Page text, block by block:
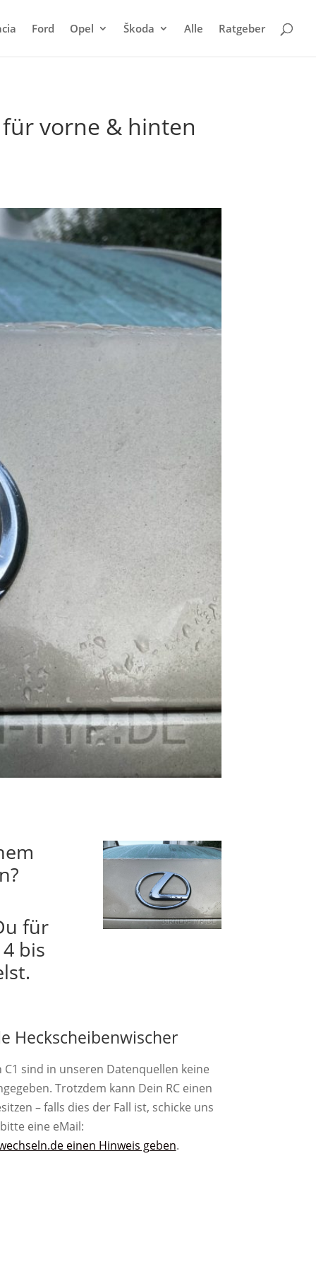
Ford Opel Škoda Alle Ratgeber
für vorne & hinten
für
bis
Heckscheibenwischer
C1 sind in unseren Datenquellen keine
Trotzdem kann Dein RC einen
– falls dies der Fall ist, schicke uns
bitte eine eMail:
einen Hinweis geben.